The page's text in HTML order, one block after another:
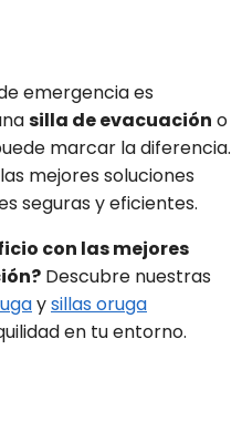
emergencia es
silla de evacuación o
marcar la diferencia.
mejores soluciones
seguras y eficientes.
con las mejores
Descubre nuestras
ysillas oruga
en tu entorno.